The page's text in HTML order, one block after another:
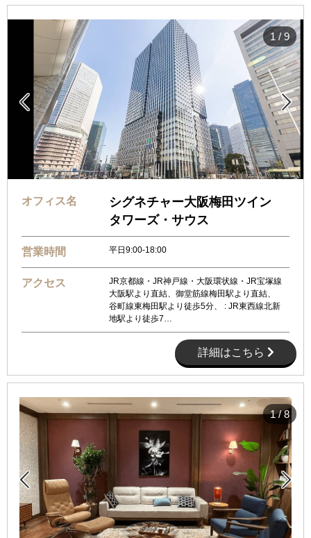
 
1 / 9
オフィス名
シグネチャー大阪梅田ツイン
タワーズ・サウス
営業時間 平日9:00-18:00
アクセス
JR京都線・JR神戸線・大阪環状線・JR宝塚線
大阪駅より直結、御堂筋線梅田駅より直結、
谷町線東梅田駅より徒歩5分、 : JR東西線北新
地駅より徒歩7…
詳細はこちら
 
1/8